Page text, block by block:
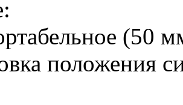
(50
положения